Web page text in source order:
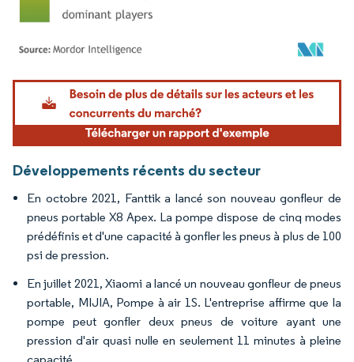
Image © Mordor Intelligence. La réutilisation nécessite une attribution sous CC BY
Développements récents du secteur
En octobre 2021, Fanttik a lancé son nouveau gonfleur de
pneus portable X8 Apex. La pompe dispose de cinq modes
prédéfinis et d'une capacité à gonfler les pneus à plus de 100
psi de pression.
En juillet 2021, Xiaomi a lancé un nouveau gonfleur de pneus
portable, MIJIA, Pompe à air 1S. L'entreprise affirme que la
pompe peut gonfler deux pneus de voiture ayant une
pression d'air quasi nulle en seulement 11 minutes à pleine